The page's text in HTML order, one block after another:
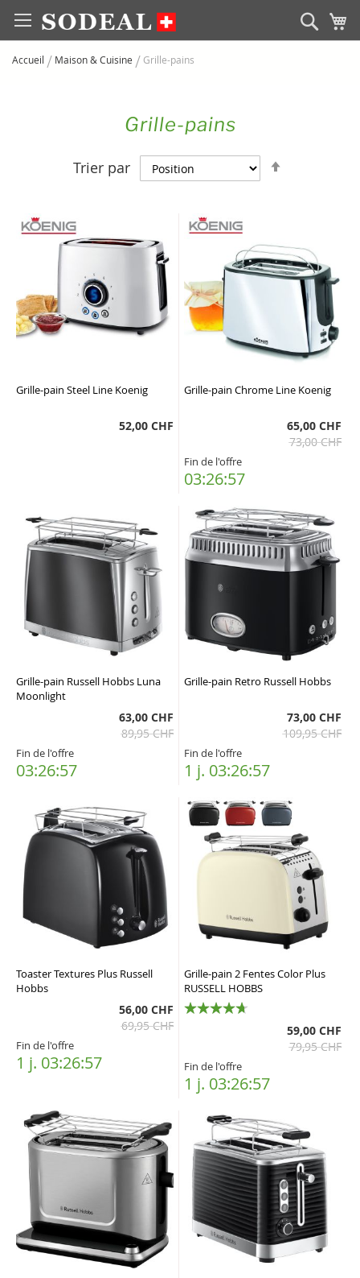
Allez
au
Accueil Maison & Cuisine Grille-pains
Grille-pains
Trier par
Grille-pain Steel Line Koenig
52,00 CHF
Grille-pain Chrome Line Koenig
65,00 CHF
73,00 CHF
Fin de l'offre
03:26:57
Grille-pain Russell Hobbs Luna
Moonlight
63,00 CHF
89,95 CHF
Fin de l'offre
03:26:57
Grille-pain Retro Russell Hobbs
73,00 CHF
109,95 CHF
Fin de l'offre
1 j. 03:26:57
Toaster Textures Plus Russell
Hobbs
56,00 CHF
69,95 CHF
Fin de l'offre
1 j. 03:26:57
Grille-pain 2 Fentes Color Plus
RUSSELL HOBBS
59,00 CHF
79,95 CHF
Fin de l'offre
1 j. 03:26:57